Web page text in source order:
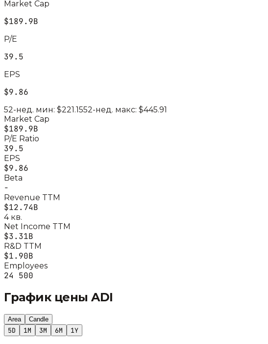
Market Cap
$189.9B
P/E
39.5
EPS
$9.86
52-нед. мин: $221.1552-нед. макс: $445.91
Market Cap
$189.9B
P/E Ratio
39.5
EPS
$9.86
Beta
-
Revenue TTM
$12.74B
4 кв.
Net Income TTM
$3.31B
R&D TTM
$1.90B
Employees
24 500
График ценыADI
Area Candle
5D 1M 3M 6M 1Y